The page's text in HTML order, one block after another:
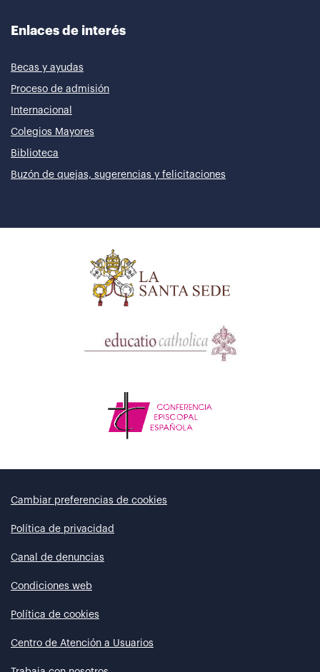
Enlaces de interés
Becas y ayudas
Proceso de admisión
Internacional
Colegios Mayores
Biblioteca
Buzón de quejas, sugerencias y felicitaciones
Cambiar preferencias de cookies
Política de privacidad
Canal de denuncias
Condiciones web
Política de cookies
Centro de Atención a Usuarios